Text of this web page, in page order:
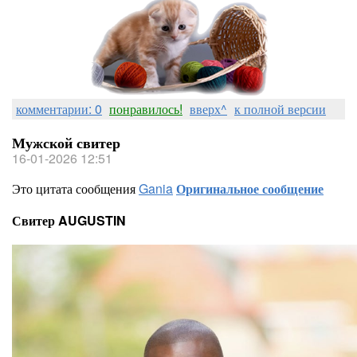
комментарии: 0 понравилось! вверх^ к полной версии
Мужской свитер
16-01-2026 12:51
Это цитата сообщенияGaniaОригинальное сообщение
Свитер AUGUSTIN